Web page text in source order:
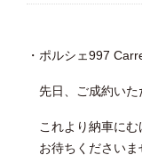
・ポルシェ997
先日、ご成約いた
これより納車にむ
お待ちくださいま